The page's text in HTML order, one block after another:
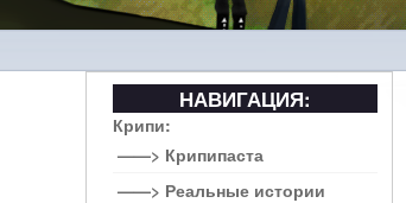
НАВИГАЦИЯ:
Крипи:
——> Крипипаста
——> Реальные истории